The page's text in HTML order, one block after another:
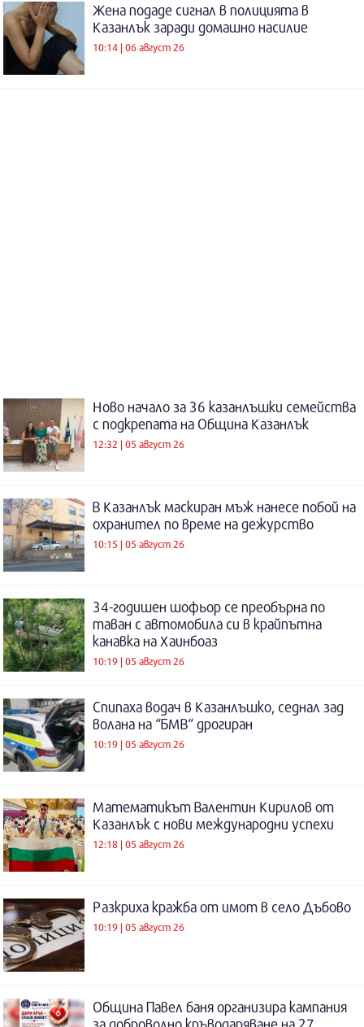
Жена подаде сигнал в полицията в
Казанлък заради домашно насилие
10:14 | 06 август 26
Ново начало за 36 казанлъшки семейства
с подкрепата на Община Казанлък
12:32 | 05 август 26
В Казанлък маскиран мъж нанесе побой на
охранител по време на дежурство
10:15 | 05 август 26
34-годишен шофьор се преобърна по
таван с автомобила си в крайпътна
канавка на Хаинбоаз
10:19 | 05 август 26
Спипаха водач в Казанлъшко, седнал зад
волана на “БМВ“ дрогиран
10:19 | 05 август 26
Математикът Валентин Кирилов от
Казанлък с нови международни успехи
12:18 | 05 август 26
Разкриха кражба от имот в село Дъбово
10:19 | 05 август 26
Община Павел баня организира кампания